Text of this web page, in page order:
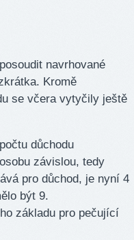
navrhované
Kromě
se včera vytyčily ještě
důchodu
závislou, tedy
pro důchod, je nyní 4
být 9.
základu pro pečující